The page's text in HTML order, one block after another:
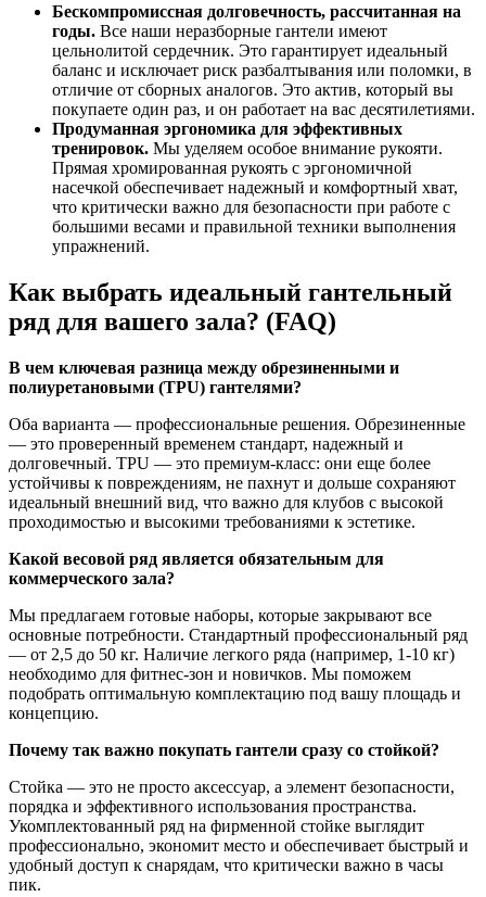
Бескомпромиссная долговечность, рассчитанная на
годы. Все наши неразборные гантели имеют
цельнолитой сердечник. Это гарантирует идеальный
баланс и исключает риск разбалтывания или поломки, в
отличие от сборных аналогов. Это актив, который вы
покупаете один раз, и он работает на вас десятилетиями.
Продуманная эргономика для эффективных
тренировок. Мы уделяем особое внимание рукояти.
Прямая хромированная рукоять с эргономичной
насечкой обеспечивает надежный и комфортный хват,
что критически важно для безопасности при работе с
большими весами и правильной техники выполнения
упражнений.
Как выбрать идеальный гантельный
ряд для вашего зала? (FAQ)
В чем ключевая разница между обрезиненными и
полиуретановыми (TPU) гантелями?
Оба варианта — профессиональные решения. Обрезиненные
— это проверенный временем стандарт, надежный и
долговечный. TPU — это премиум-класс: они еще более
устойчивы к повреждениям, не пахнут и дольше сохраняют
идеальный внешний вид, что важно для клубов с высокой
проходимостью и высокими требованиями к эстетике.
Какой весовой ряд является обязательным для
коммерческого зала?
Мы предлагаем готовые наборы, которые закрывают все
основные потребности. Стандартный профессиональный ряд
— от 2,5 до 50 кг. Наличие легкого ряда (например, 1-10 кг)
необходимо для фитнес-зон и новичков. Мы поможем
подобрать оптимальную комплектацию под вашу площадь и
концепцию.
Почему так важно покупать гантели сразу со стойкой?
Стойка — это не просто аксессуар, а элемент безопасности,
порядка и эффективного использования пространства.
Укомплектованный ряд на фирменной стойке выглядит
профессионально, экономит место и обеспечивает быстрый и
удобный доступ к снарядам, что критически важно в часы
пик.